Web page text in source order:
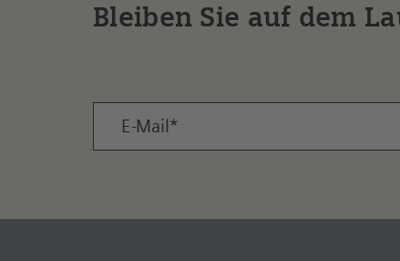
Bleiben Sie auf dem